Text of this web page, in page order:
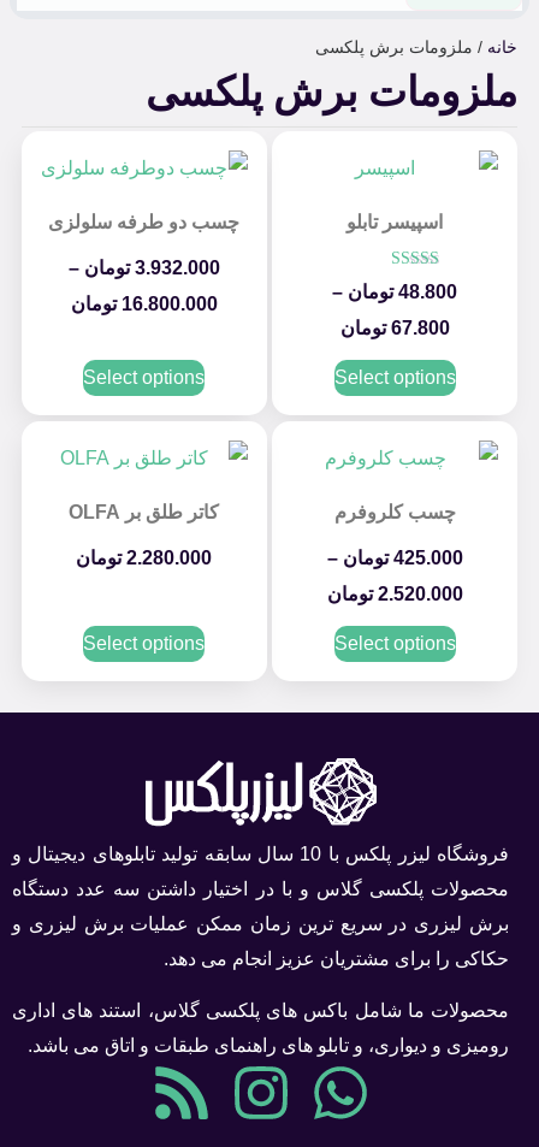
خانه / ملزومات برش پلکسی
ملزومات برش پلکسی
اسپیسر تابلو
امتیاز
5.0048.800 تومان –
67.800 تومان
Select options
چسب دو طرفه سلولزی
3.932.000 تومان –
16.800.000 تومان
Select options
چسب کلروفرم
425.000 تومان –
2.520.000 تومان
Select options
کاتر طلق بر OLFA
2.280.000 تومان
Select options
فروشگاه لیزر پلکس با 10 سال سابقه تولید تابلوهای دیجیتال و
محصولات پلکسی گلاس و با در اختیار داشتن سه عدد دستگاه
برش لیزری در سریع ترین زمان ممکن عملیات برش لیزری و
حکاکی را برای مشتریان عزیز انجام می دهد.
محصولات ما شامل باکس های پلکسی گلاس، استند های اداری
رومیزی و دیواری، و تابلو های راهنمای طبقات و اتاق می باشد.